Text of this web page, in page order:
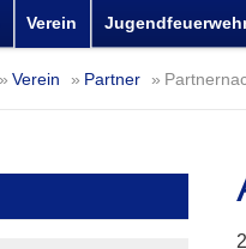
Verein
Verein Partner